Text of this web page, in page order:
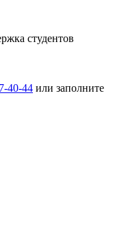
студентов
40-44 или заполните